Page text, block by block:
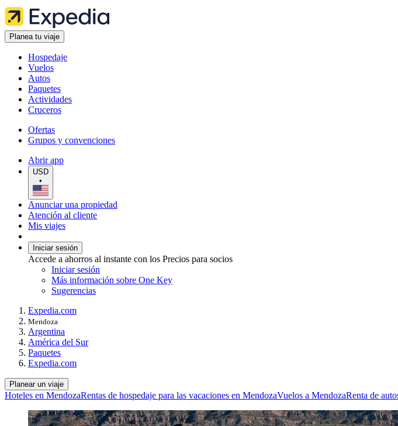
Planea tu viaje
Hospedaje
Vuelos
Autos
Paquetes
Actividades
Cruceros
Ofertas
Grupos y convenciones
Abrir app
USD
•
Anunciar una propiedad
Atención al cliente
Mis viajes
Iniciar sesión
Accede a ahorros al instante con los Precios para socios
Iniciar sesión
Más información sobre One Key
Sugerencias
Expedia.com
Mendoza
Argentina
América del Sur
Paquetes
Expedia.com
Planear un viaje
Hoteles en MendozaRentas de hospedaje para las vacaciones en MendozaVuelos a MendozaRenta de